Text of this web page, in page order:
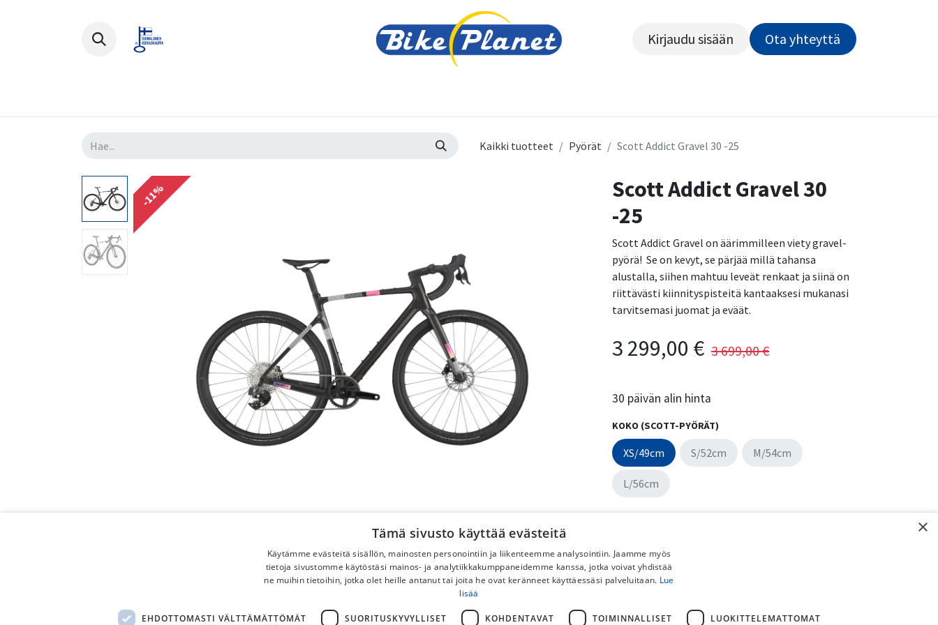
Kirjaudu sisään Ota yhteyttä​​​​​​
Kaikki tuotteet Pyörät Scott Addict Gravel 30 -25
-11%
Scott Addict Gravel 30
-25
Scott Addict Gravel on äärimmilleen viety gravel-
pyörä! Se on kevyt, se pärjää millä tahansa
alustalla, siihen mahtuu leveät renkaat ja siinä on
riittävästi kiinnityspisteitä kantaaksesi mukanasi
tarvitsemasi juomat ja eväät.
3 299,00 € 3 699,00€
30 päivän alin hinta
KOKO (SCOTT-PYÖRÄT)
XS/49cm S/52cm M/54cm
L/56cm
Lisää ostoskoriin Osta nyt
×
Tämä sivusto käyttää evästeitä
Käytämme evästeitä sisällön, mainosten personointiin ja liikenteemme analysointiin. Jaamme myös
tietoja sivustomme käytöstäsi mainos- ja analytiikkakumppaneidemme kanssa, jotka voivat yhdistää
ne muihin tietoihin, jotka olet heille antanut tai joita he ovat keränneet käyttäessäsi palveluitaan. Lue
lisää
EHDOTTOMASTI VÄLTTÄMÄTTÖMÄT SUORITUSKYVYLLISET KOHDENTAVAT TOIMINNALLISET LUOKITTELEMATTOMAT